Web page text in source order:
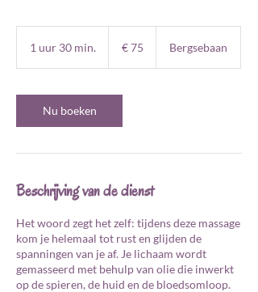
1 uur 30 min.
3
m
n
€ 75 Bergsebaan
Nu boeken
Beschrijving van de dienst
Het woord zegt het zelf: tijdens deze massage
kom je helemaal tot rust en glijden de
spanningen van je af. Je lichaam wordt
gemasseerd met behulp van olie die inwerkt
op de spieren, de huid en de bloedsomloop.